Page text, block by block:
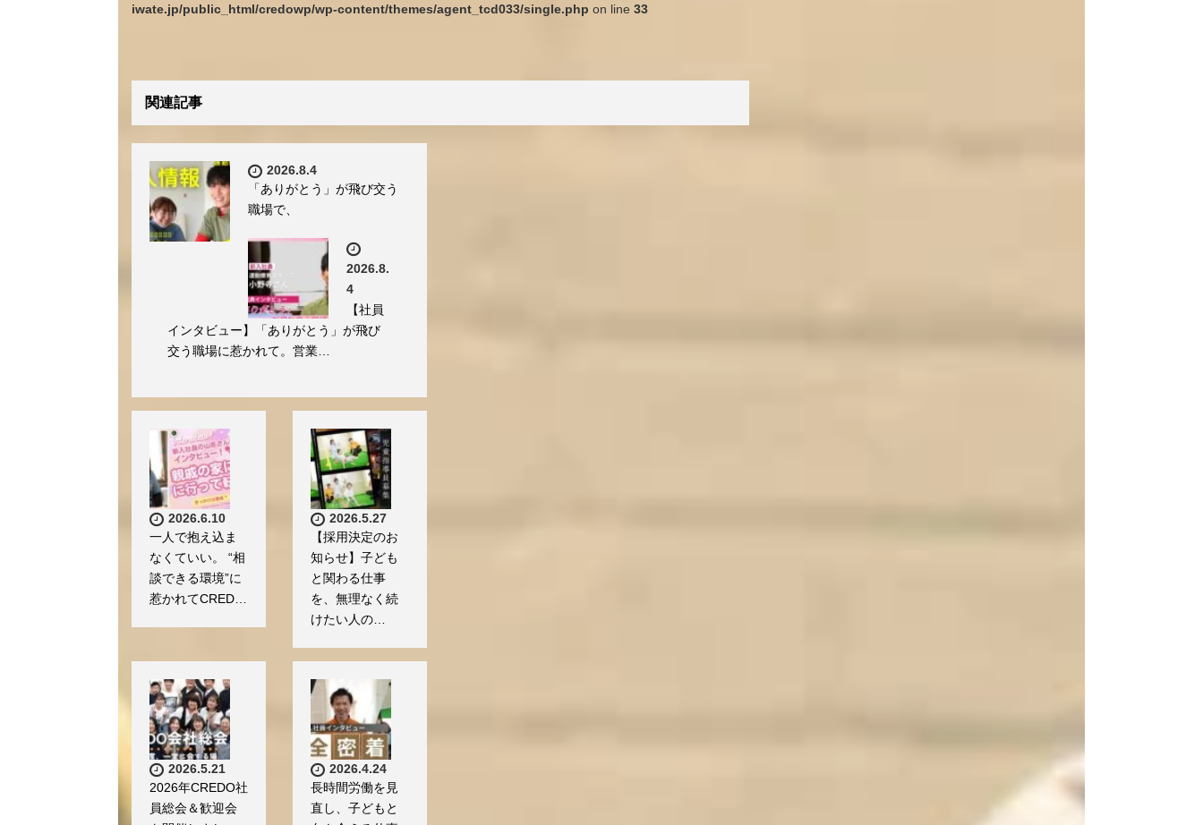
iwate.jp/public_html/credowp/wp-content/themes/agent_tcd033/single.php on line 33
関連記事
2026.8.4
「ありがとう」が飛び交う
職場で、
2026.8.
4
【社員
インタビュー】「ありがとう」が飛び
交う職場に惹かれて。営業…
2026.6.10
一人で抱え込ま
なくていい。 “相
談できる環境”に
惹かれてCRED…
2026.5.27
【採用決定のお
知らせ】子ども
と関わる仕事
を、無理なく続
けたい人の…
2026.5.21
2026年CREDO社
員総会＆歓迎会
2026.4.24
長時間労働を見
直し、子どもと